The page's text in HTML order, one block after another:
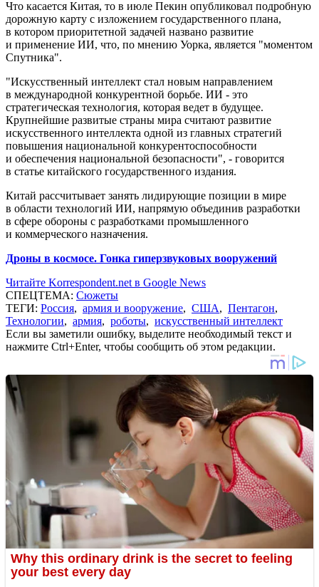
Что касается Китая, то в июле Пекин опубликовал подробную
дорожную карту с изложением государственного плана,
в котором приоритетной задачей названо развитие
и применение ИИ, что, по мнению Уорка, является "моментом
Спутника".
"Искусственный интеллект стал новым направлением
в международной конкурентной борьбе. ИИ - это
стратегическая технология, которая ведет в будущее.
Крупнейшие развитые страны мира считают развитие
искусственного интеллекта одной из главных стратегий
повышения национальной конкурентоспособности
и обеспечения национальной безопасности", - говорится
в статье китайского государственного издания.
Китай рассчитывает занять лидирующие позиции в мире
в области технологий ИИ, напрямую объединив разработки
в сфере обороны с разработками промышленного
и коммерческого назначения.
Дроны в космосе. Гонка гиперзвуковых вооружений
Читайте Korrespondent.net в Google News
СПЕЦТЕМА: Сюжеты
ТЕГИ: Россия, армия и вооружение, США, Пентагон,
Технологии, армия, роботы, искусственный интеллект
Если вы заметили ошибку, выделите необходимый текст и
нажмите Ctrl+Enter, чтобы сообщить об этом редакции.